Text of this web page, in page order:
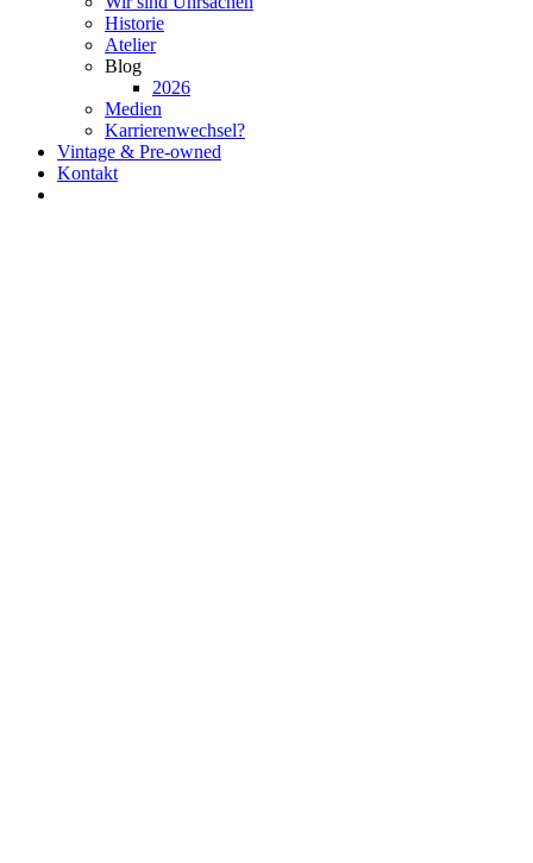
Historie
Atelier
Blog
2026
Medien
Karrierenwechsel?
Vintage & Pre-owned
Kontakt